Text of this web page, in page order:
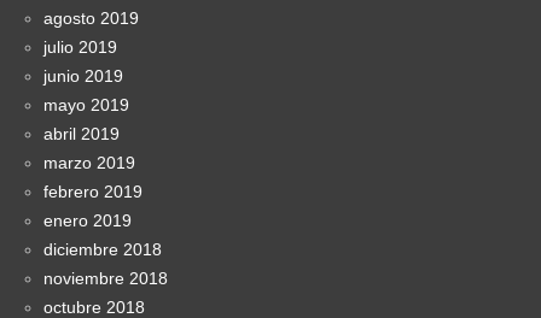
agosto 2019
julio 2019
junio 2019
mayo 2019
abril 2019
marzo 2019
febrero 2019
enero 2019
diciembre 2018
noviembre 2018
octubre 2018